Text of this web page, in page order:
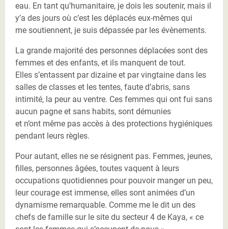
eau. En tant qu’humanitaire, je dois les soutenir, mais il
y’a des jours où c’est les déplacés eux-mêmes qui
me soutiennent, je suis dépassée par les évènements.
La grande majorité des personnes déplacées sont des
femmes et des enfants, et ils manquent de tout.
Elles s’entassent par dizaine et par vingtaine dans les
salles de classes et les tentes, faute d’abris, sans
intimité, la peur au ventre. Ces femmes qui ont fui sans
aucun pagne et sans habits, sont démunies
et n’ont même pas accès à des protections hygiéniques
pendant leurs règles.
Pour autant, elles ne se résignent pas. Femmes, jeunes,
filles, personnes âgées, toutes vaquent à leurs
occupations quotidiennes pour pouvoir manger un peu,
leur courage est immense, elles sont animées d’un
dynamisme remarquable. Comme me le dit un des
chefs de famille sur le site du secteur 4 de Kaya, « ce